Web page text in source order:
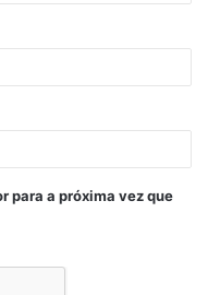
para a próxima vez que